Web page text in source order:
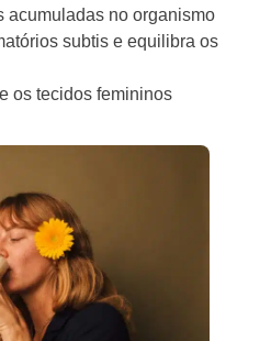
no organismo
subtis e equilibra os
os tecidos femininos